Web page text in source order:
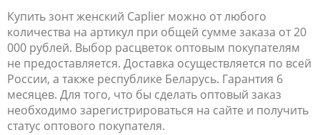
Купить зонт женский Caplier можно от любого
количества на артикул при общей сумме заказа от 20
000 рублей. Выбор расцветок оптовым покупателям
не предоставляется. Доставка осуществляется по всей
России, а также республике Беларусь. Гарантия 6
месяцев. Для того, что бы сделать оптовый заказ
необходимо зарегистрироваться на сайте и получить
статус оптового покупателя.